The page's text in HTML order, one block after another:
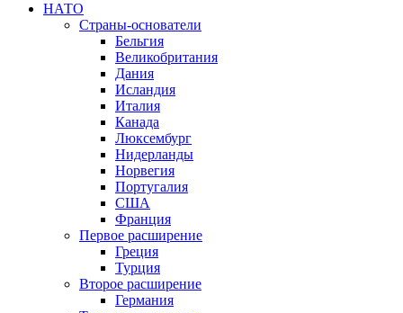
НАТО
Страны-основатели
Бельгия
Великобритания
Дания
Исландия
Италия
Канада
Люксембург
Нидерланды
Норвегия
Португалия
США
Франция
Первое расширение
Греция
Турция
Второе расширение
Германия